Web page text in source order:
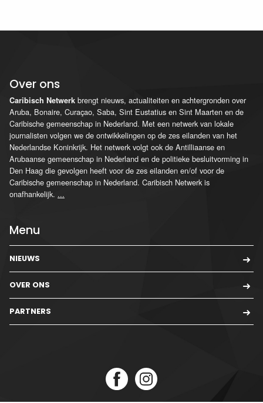
Over ons
Caribisch Netwerk brengt nieuws, actualiteiten en achtergronden over
Aruba, Bonaire, Curaçao, Saba, Sint Eustatius en Sint Maarten en de
Caribische gemeenschap in Nederland. Met een netwerk van lokale
journalisten volgen we de ontwikkelingen op de zes eilanden van het
Nederlandse Koninkrijk. Het netwerk volgt ook de Antilliaanse en
Arubaanse gemeenschap in Nederland en de politieke besluitvorming in
Den Haag die gevolgen heeft voor de zes eilanden en/of voor de
Caribische gemeenschap in Nederland. Caribisch Netwerk is
onafhankelijk. ...
Menu
NIEUWS
OVER ONS
PARTNERS